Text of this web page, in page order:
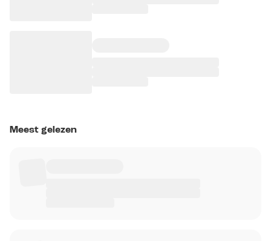
Meest gelezen